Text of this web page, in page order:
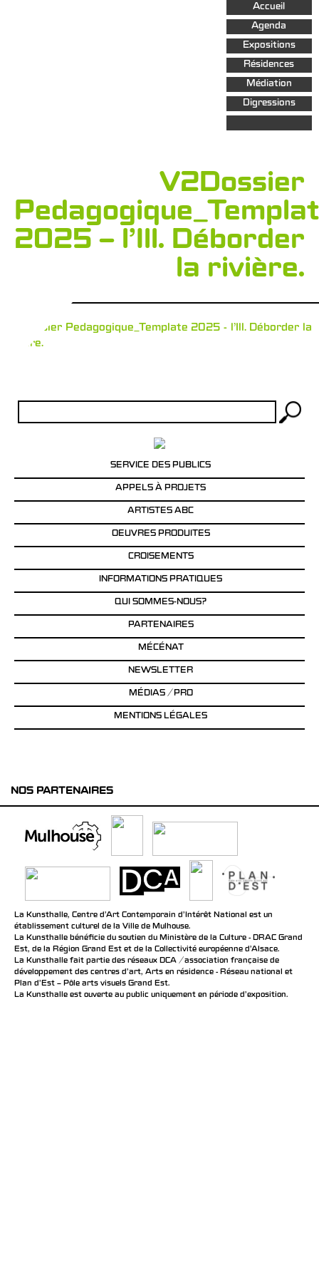
Aller au
contenu
principal
Accueil
Agenda
Expositions
Résidences
Médiation
Digressions
V2Dossier
2025 – l’Ill. Déborder
la rivière.
V2Dossier Pedagogique_Template 2025 - l'Ill. Déborder la
rivière.
SERVICE DES PUBLICS
APPELS À PROJETS
ARTISTES ABC
OEUVRES PRODUITES
CROISEMENTS
INFORMATIONS PRATIQUES
QUI SOMMES-NOUS?
PARTENAIRES
MÉCÉNAT
NEWSLETTER
MÉDIAS / PRO
MENTIONS LÉGALES
NOS PARTENAIRES
La Kunsthalle, Centre d’Art Contemporain d’Intérêt National est un
établissement culturel de la Ville de Mulhouse.
La Kunsthalle bénéficie du soutien du Ministère de la Culture - DRAC Grand
Est, de la Région Grand Est et de la Collectivité européenne d’Alsace.
La Kunsthalle fait partie des réseaux DCA / association française de
développement des centres d'art, Arts en résidence - Réseau national et
Plan d’Est – Pôle arts visuels Grand Est.
La Kunsthalle est ouverte au public uniquement en période d'exposition.